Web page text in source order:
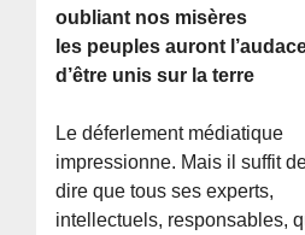
oubliant nos misères
les peuples auront
d’être unis sur la terre
Le déferlement médiatique
impressionne. Mais il suffit
dire que tous ses experts,
intellectuels, responsables,